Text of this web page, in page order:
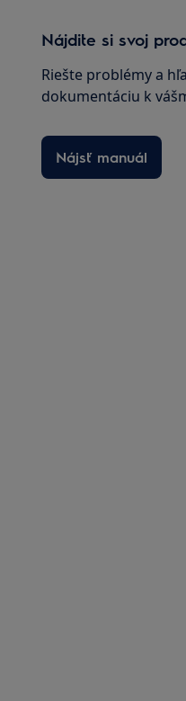
Nájdite si svoj
Riešte problémy a
dokumentáciu k
Nájsť manuál